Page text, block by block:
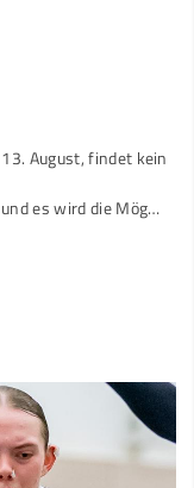
August, findet kein
es wird die Mög…